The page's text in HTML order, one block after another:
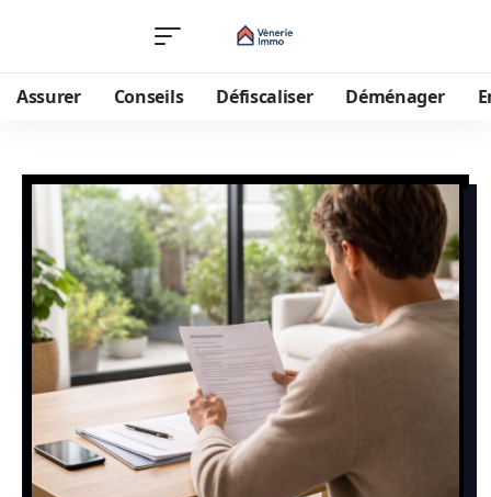
Assurer Conseils Défiscaliser Déménager